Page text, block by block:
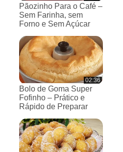
Pãozinho Para o Café –
Sem Farinha, sem
Forno e Sem Açúcar
02:36
Bolo de Goma Super
Fofinho – Prático e
Rápido de Preparar